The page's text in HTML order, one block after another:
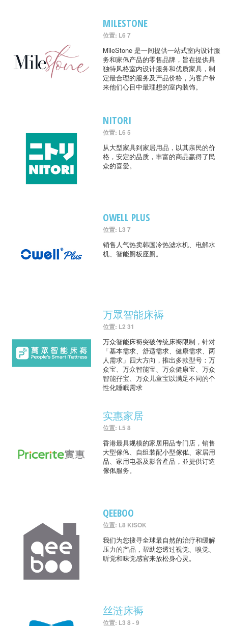
MILESTONE
位置: L6 7
MileStone 是一间提供一站式室内设计服
务和家俬产品的零售品牌，旨在提供具
独特风格室内设计服务和优质家具，制
定最合理的服务及产品价格，为客户带
来他们心目中最理想的室内装饰。
NITORI
位置: L6 5
从大型家具到家居用品，以其亲民的价
格，安定的品质，丰富的商品赢得了民
众的喜爱。
OWELL PLUS
位置: L3 7
销售人气热卖韩国冷热滤水机、电解水
机、智能厕板座厕。
万眾智能床褥
位置: L2 31
万众智能床褥突破传统床褥限制，针对
「基本需求、舒适需求、健康需求、两
人需求」四大方向，推出多款型号：万
众宝、万众智能宝、万众健康宝、万众
智能孖宝、万众儿童宝以满足不同的个
性化睡眠需求
实惠家居
位置: L5 8
香港最具规模的家居用品专门店，销售
大型傢俬、自组装配小型傢俬、家居用
品、家用电器及影音產品，並提供订造
傢俬服务。
QEEBOO
位置: L8 KISOK
我们为您搜寻全球最自然的治疗和缓解
压力的产品，帮助您透过视觉、嗅觉、
听觉和味觉感官来放松身心灵。
丝涟床褥
位置: L3 8 - 9